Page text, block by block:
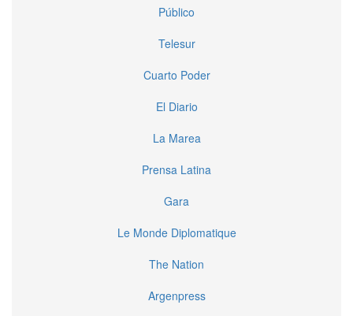
Público
Telesur
Cuarto Poder
El Diario
La Marea
Prensa Latina
Gara
Le Monde Diplomatique
The Nation
Argenpress